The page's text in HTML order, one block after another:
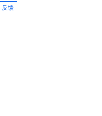
反馈